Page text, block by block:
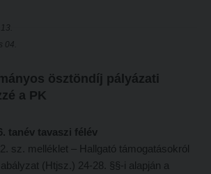
Intézet
Intézet
04.
ösztöndíj pályázati
a PK
tanév tavaszi félév
sz. melléklet – Hallgató támogatásokról
(Htjsz.) 24-28. §§-i alapján a